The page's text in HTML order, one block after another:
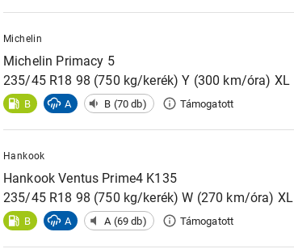
Michelin
Michelin Primacy 5
235/45 R18 98 (750 kg/kerék) Y (300 km/óra) XL
B A B (70 db) Támogatott
Hankook
Hankook Ventus Prime4 K135
235/45 R18 98 (750 kg/kerék) W (270 km/óra) XL
B A A (69 db) Támogatott